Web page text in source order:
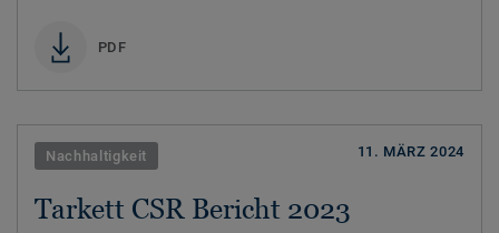
PDF
Nachhaltigkeit 11. MÄRZ 2024
Tarkett CSR Bericht 2023